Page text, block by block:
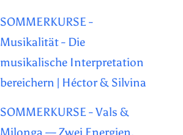
SOMMERKURSE -
Musikalität - Die
musikalische Interpretation
bereichern | Héctor & Silvina
SOMMERKURSE - Vals &
Milonga — Zwei Energien,